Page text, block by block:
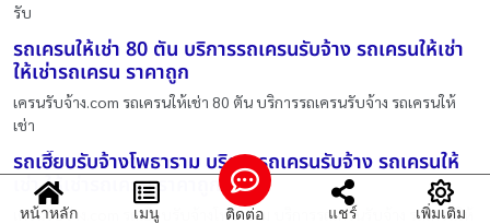
รับ
รถเครนให้เช่า 80 ตัน บริการรถเครนรับจ้าง รถเครนให้เช่า
ให้เช่ารถเครน ราคาถูก
เครนรับจ้าง.com รถเครนให้เช่า 80 ตัน บริการรถเครนรับจ้าง รถเครนให้
เช่า
รถเฮี๊ยบรับจ้างโพธาราม บริการรถเครนรับจ้าง รถเครนให้
เช่า ให้เช่ารถเครน ราคาถูก
เครนรับจ้าง.com รถเฮี๊ยบรับจ้างโพธาราม บริการรถเครนรับจ้าง รถเครนให้
หน้าหลัก เมนู ติดต่อ แชร์ เพิ่มเติม